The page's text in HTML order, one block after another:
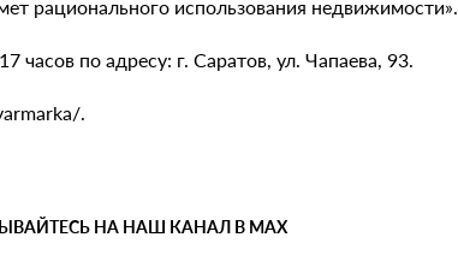
рационального использования недвижимости».
часов по адресу: г. Саратов, ул. Чапаева, 93.
.
НА НАШ КАНАЛ В MAX